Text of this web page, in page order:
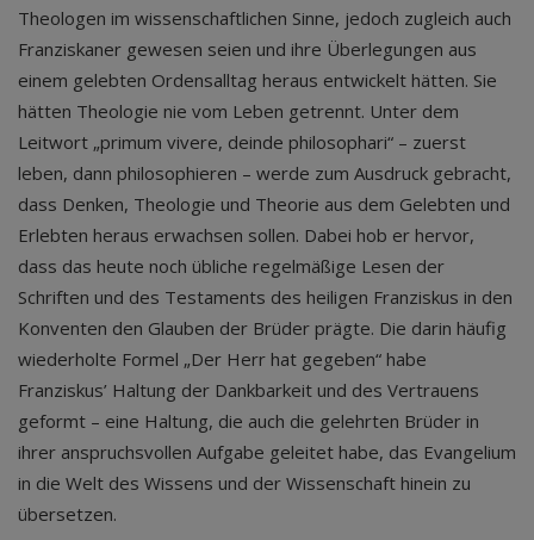
Theologen im wissenschaftlichen Sinne, jedoch zugleich auch
Franziskaner gewesen seien und ihre Überlegungen aus
einem gelebten Ordensalltag heraus entwickelt hätten. Sie
hätten Theologie nie vom Leben getrennt. Unter dem
Leitwort „primum vivere, deinde philosophari“ – zuerst
leben, dann philosophieren – werde zum Ausdruck gebracht,
dass Denken, Theologie und Theorie aus dem Gelebten und
Erlebten heraus erwachsen sollen. Dabei hob er hervor,
dass das heute noch übliche regelmäßige Lesen der
Schriften und des Testaments des heiligen Franziskus in den
Konventen den Glauben der Brüder prägte. Die darin häufig
wiederholte Formel „Der Herr hat gegeben“ habe
Franziskus’ Haltung der Dankbarkeit und des Vertrauens
geformt – eine Haltung, die auch die gelehrten Brüder in
ihrer anspruchsvollen Aufgabe geleitet habe, das Evangelium
in die Welt des Wissens und der Wissenschaft hinein zu
übersetzen.